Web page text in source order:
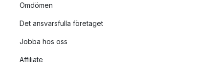
Omdömen
Det ansvarsfulla företaget
Jobba hos oss
Affiliate